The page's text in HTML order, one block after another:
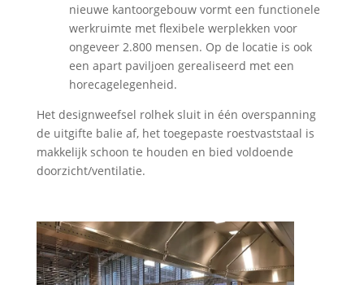
nieuwe kantoorgebouw vormt een functionele
werkruimte met flexibele werplekken voor
ongeveer 2.800 mensen. Op de locatie is ook
een apart paviljoen gerealiseerd met een
horecagelegenheid.
Het designweefsel rolhek sluit in één overspanning
de uitgifte balie af, het toegepaste roestvaststaal is
makkelijk schoon te houden en bied voldoende
doorzicht/ventilatie.